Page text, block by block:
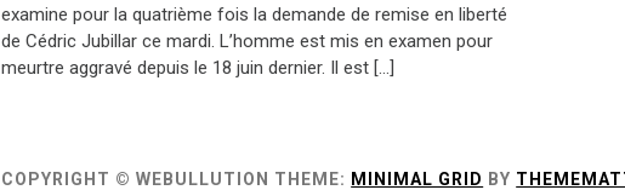
examine pour la quatrième fois la demande de remise en liberté
de Cédric Jubillar ce mardi. L’homme est mis en examen pour
meurtre aggravé depuis le 18 juin dernier. Il est […]
COPYRIGHT © WEBULLUTION THEME: MINIMAL GRID BY